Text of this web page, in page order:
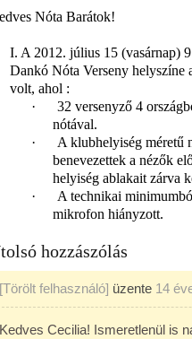
Nóta Barátok!
I. A 2012. július 15 (vasárnap)
Dankó Nóta Verseny helyszíne
volt, ahol :
·
32 versenyző 4
nótával.
·
A klubhelyiség méretű
benevezettek a nézők
helyiség ablakait zárva
·
A technikai
mikrofon hiányzott.
hozzászólás
[Törölt felhasználó] üzente 14
Kedves Cecilia! Ismeretlenül is